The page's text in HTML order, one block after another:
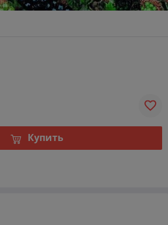
Купить